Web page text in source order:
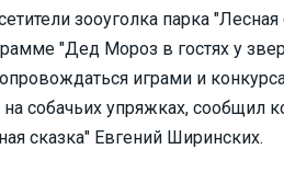
зооуголка парка "Лесная
"Дед Мороз в гостях у
играми и
собачьих упряжках, сообщил
сказка" Евгений Ширинских.